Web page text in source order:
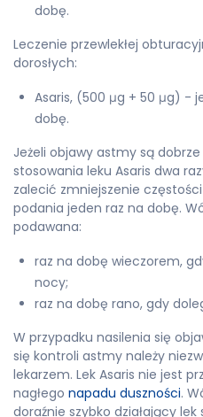
dobę.
Leczenie przewlekłej
dorosłych:
Asaris, (500 μg + 50 μg) -
dobę.
Jeżeli objawy astmy są
stosowania leku Asaris dwa
zalecić zmniejszenie
podania jeden raz na dobę.
podawana:
raz na dobę wieczorem,
nocy;
raz na dobę rano, gdy
W przypadku nasilenia się
się kontroli astmy należy
lekarzem. Lek Asaris nie jest
nagłego napadu duszności.
doraźnie szybko działający